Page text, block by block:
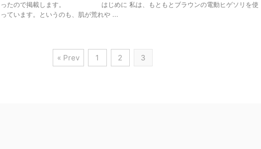
ったので掲載します。 はじめに 私は、もともとブラウンの電動ヒゲソリを使
っています。というのも、肌が荒れや ...
« Prev 1 2 3